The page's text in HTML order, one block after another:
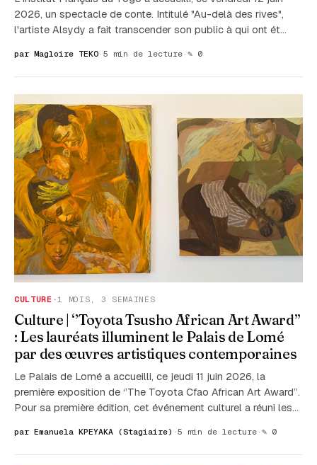
2026, un spectacle de conte. Intitulé "Au-delà des rives",
l'artiste Alsydy a fait transcender son public à qui ont ét…
par Magloire TEKO · 5 min de lecture · ✎ 0
CULTURE ·1 MOIS, 3 SEMAINES
Culture | ‘’Toyota Tsusho African Art Award’’
: Les lauréats illuminent le Palais de Lomé
par des œuvres artistiques contemporaines
Le Palais de Lomé a accueilli, ce jeudi 11 juin 2026, la
première exposition de ‘’The Toyota Cfao African Art Award’’.
Pour sa première édition, cet événement culturel a réuni les…
par Emanuela KPEYAKA (Stagiaire) · 5 min de lecture · ✎ 0